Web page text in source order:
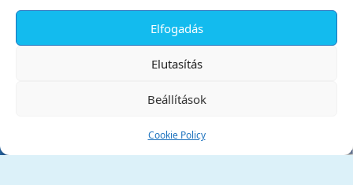
Elfogadás
Elutasítás
Beállítások
Cookie Policy
Tata Város Önkormányzata
✕